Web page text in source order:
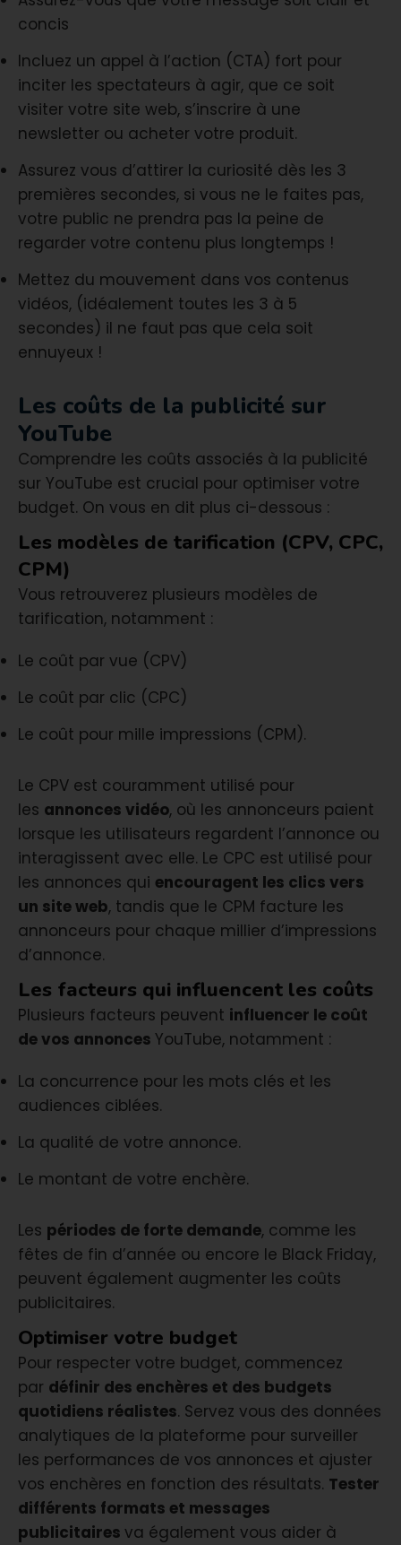
concis
Incluez un appel à l’action (CTA) fort pour
inciter les spectateurs à agir, que ce soit
visiter votre site web, s’inscrire à une
newsletter ou acheter votre produit.
Assurez vous d’attirer la curiosité dès les 3
premières secondes, si vous ne le faites pas,
votre public ne prendra pas la peine de
regarder votre contenu plus longtemps !
Mettez du mouvement dans vos contenus
vidéos, (idéalement toutes les 3 à 5
secondes) il ne faut pas que cela soit
ennuyeux !
Les coûts de la publicité sur
YouTube
Comprendre les coûts associés à la publicité
sur YouTube est crucial pour optimiser votre
budget. On vous en dit plus ci-dessous :
Les modèles de tarification (CPV, CPC,
CPM)
Vous retrouverez plusieurs modèles de
tarification, notamment :
Le coût par vue (CPV)
Le coût par clic (CPC)
Le coût pour mille impressions (CPM).
Le CPV est couramment utilisé pour
les annonces vidéo, où les annonceurs paient
lorsque les utilisateurs regardent l’annonce ou
interagissent avec elle. Le CPC est utilisé pour
les annonces qui encouragent les clics vers
un site web, tandis que le CPM facture les
annonceurs pour chaque millier d’impressions
d’annonce.
Les facteurs qui influencent les coûts
Plusieurs facteurs peuvent influencer le coût
de vos annonces YouTube, notamment :
La concurrence pour les mots clés et les
audiences ciblées.
La qualité de votre annonce.
Le montant de votre enchère.
Les périodes de forte demande, comme les
fêtes de fin d’année ou encore le Black Friday,
peuvent également augmenter les coûts
publicitaires.
Optimiser votre budget
Pour respecter votre budget, commencez
par définir des enchères et des budgets
quotidiens réalistes. Servez vous des données
analytiques de la plateforme pour surveiller
les performances de vos annonces et ajuster
vos enchères en fonction des résultats. Tester
différents formats et messages
publicitaires va également vous aider à